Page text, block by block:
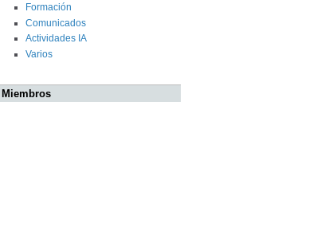
Formación
Comunicados
Actividades IA
Varios
Miembros